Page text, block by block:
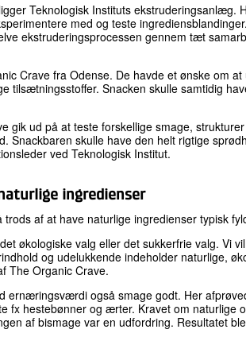
Teknologisk Instituts ekstruderingsanlæg.
med og teste
ekstruderingsprocessen gennem tæt
Crave fra Odense. De havde et ønske om
tilsætningsstoffer. Snacken skulle samtidig
gik ud på at teste forskellige smage,
Snackbaren skulle have den helt rigtige
ved Teknologisk Institut.
ingredienser
af at have naturlige ingredienser typisk
økologiske valg eller det sukkerfrie valg. Vi
og udelukkende indeholder naturlige,
The Organic Crave.
ernæringsværdi også smage godt. Her
fx hestebønner og ærter. Kravet om naturlige
af bismage var en udfordring. Resultatet